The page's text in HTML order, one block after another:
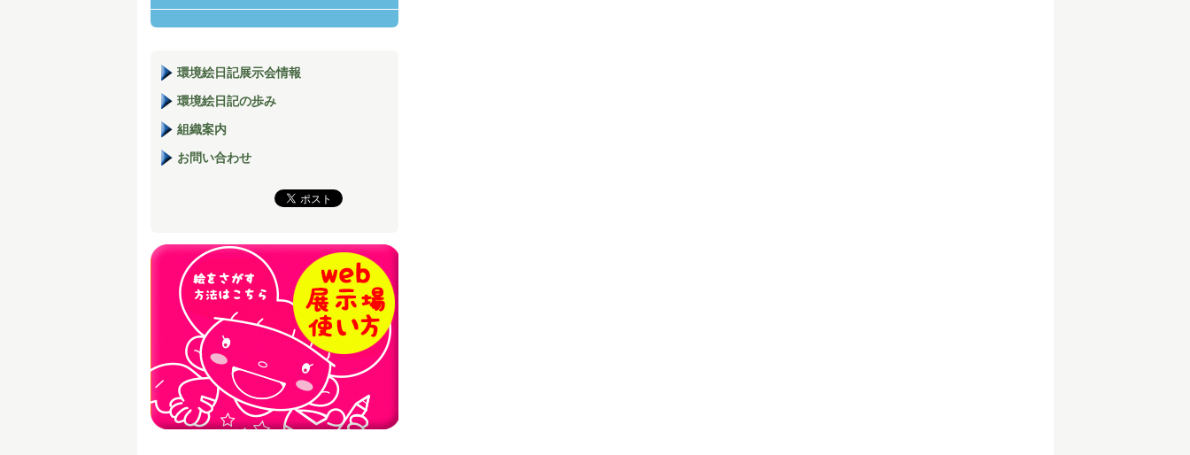
環境絵日記展示会情報
環境絵日記の歩み
組織案内
お問い合わせ